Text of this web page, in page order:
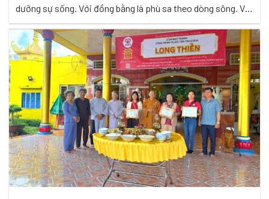
dưỡng sự sống. Với đồng bằng là phù sa theo dòng sông. Với
biển là những con nước đầy vơi đầy tôm cá. Còn ở vùng cao,
đó là những cơn mưa miệt mài phủ xuống triền núi, len qua
từng cánh ...